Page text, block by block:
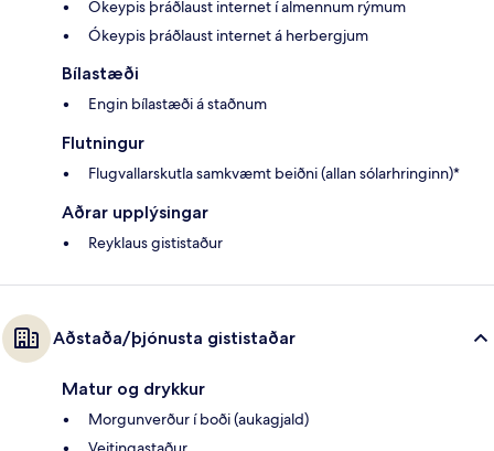
Ókeypis þráðlaust internet í almennum rýmum
Ókeypis þráðlaust internet á herbergjum
Bílastæði
Engin bílastæði á staðnum
Flutningur
Flugvallarskutla samkvæmt beiðni (allan sólarhringinn)*
Aðrar upplýsingar
Reyklaus gististaður
Aðstaða/þjónusta gististaðar
Matur og drykkur
Morgunverður í boði (aukagjald)